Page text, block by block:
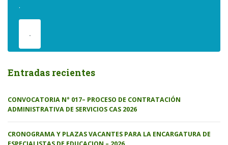
.
.
Entradas recientes
CONVOCATORIA N° 017– PROCESO DE CONTRATACIÓN
ADMINISTRATIVA DE SERVICIOS CAS 2026
CRONOGRAMA Y PLAZAS VACANTES PARA LA ENCARGATURA DE